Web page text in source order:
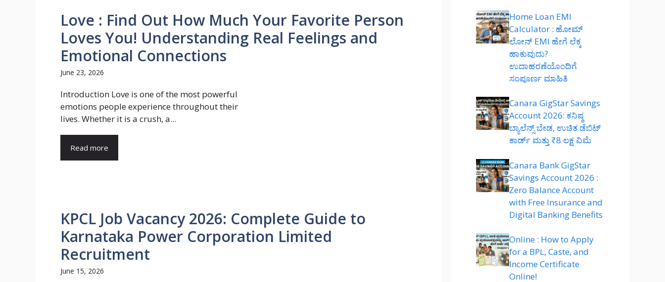
Love : Find Out How Much Your Favorite Person
Loves You! Understanding Real Feelings and
Emotional Connections
June 23, 2026
Introduction Love is one of the most powerful
emotions people experience throughout their
lives. Whether it is a crush, a...
Read more
KPCL Job Vacancy 2026: Complete Guide to
Karnataka Power Corporation Limited
Recruitment
June 15, 2026
Home Loan EMI
Calculator : ಹೋಮ್
ಲೋನ್ EMI ಹೇಗೆ ಲೆಕ್ಕ
ಹಾಕುವುದು?
ಉದಾಹರಣೆಯೊಂದಿಗೆ
ಸಂಪೂರ್ಣ ಮಾಹಿತಿ
Canara GigStar Savings
Account 2026: ಕನಿಷ್ಠ
ಬ್ಯಾಲೆನ್ಸ್ ಬೇಡ, ಉಚಿತ ಡೆಬಿಟ್
ಕಾರ್ಡ್ ಮತ್ತು ₹8 ಲಕ್ಷ ವಿಮೆ
Canara Bank GigStar
Savings Account 2026 :
Zero Balance Account
with Free Insurance and
Digital Banking Benefits
Online : How to Apply
for a BPL, Caste, and
Income Certificate
Online!